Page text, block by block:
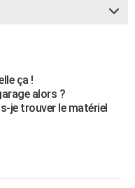
ça !
alors ?
je trouver le matériel